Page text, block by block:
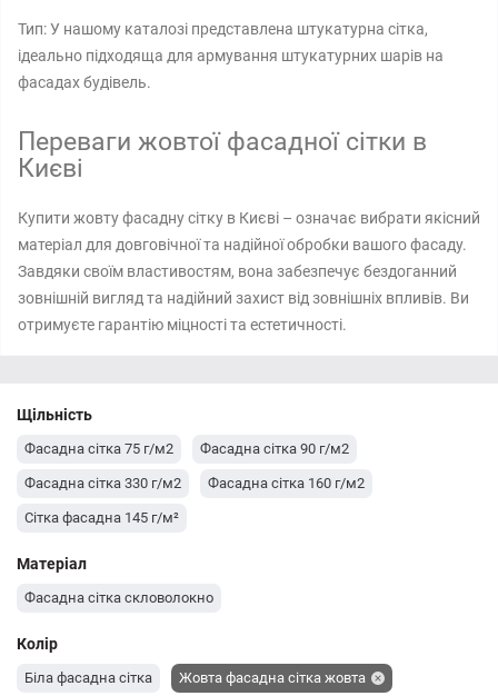
Тип: У нашому каталозі представлена штукатурна сітка,
ідеально підходяща для армування штукатурних шарів на
фасадах будівель.
Переваги жовтої фасадної сітки в
Києві
Купити жовту фасадну сітку в Києві – означає вибрати якісний
матеріал для довговічної та надійної обробки вашого фасаду.
Завдяки своїм властивостям, вона забезпечує бездоганний
зовнішній вигляд та надійний захист від зовнішніх впливів. Ви
отримуєте гарантію міцності та естетичності.
Щільність
Фасадна сітка 75 г/м2 Фасадна сітка 90 г/м2
Фасадна сітка 330 г/м2 Фасадна сітка 160 г/м2
Сітка фасадна 145 г/м²
Матеріал
Фасадна сітка скловолокно
Колір
Біла фасадна сітка Жовта фасадна сітка жовта